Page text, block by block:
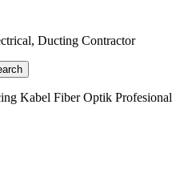
Ducting Contractor
Kabel Fiber Optik Profesional